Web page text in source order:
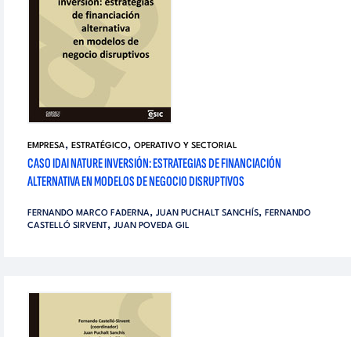
EMPRESA, ESTRATÉGICO, OPERATIVO Y SECTORIAL
CASO IDAI NATURE INVERSIÓN: ESTRATEGIAS DE FINANCIACIÓN
ALTERNATIVA EN MODELOS DE NEGOCIO DISRUPTIVOS
FERNANDO MARCO FADERNA, JUAN PUCHALT SANCHÍS, FERNANDO
CASTELLÓ SIRVENT, JUAN POVEDA GIL